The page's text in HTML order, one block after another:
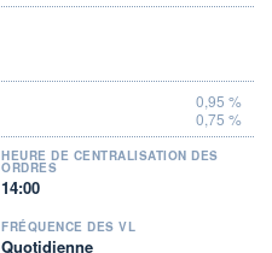
0,95 %
0,75 %
HEURE DE CENTRALISATION DES
ORDRES
14:00
FRÉQUENCE DES VL
Quotidienne